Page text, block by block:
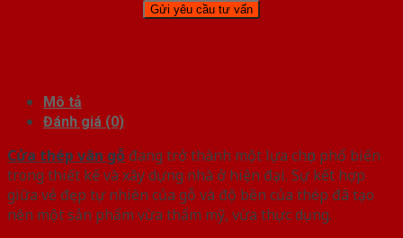
Mô tả
Đánh giá (0)
Cửa thép vân gỗ đang trở thành một lựa chọn phổ biến
trong thiết kế và xây dựng nhà ở hiện đại. Sự kết hợp
giữa vẻ đẹp tự nhiên của gỗ và độ bền của thép đã tạo
nên một sản phẩm vừa thẩm mỹ, vừa thực dụng.